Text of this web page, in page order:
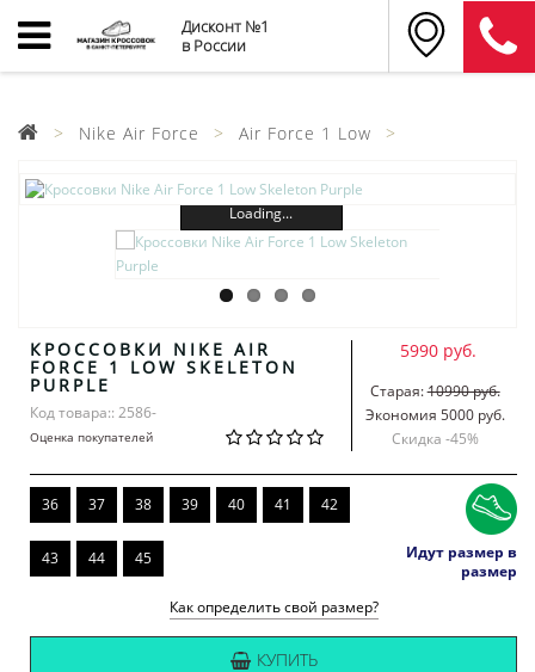
Дисконт №1
в России
Nike Air Force Air Force 1 Low
Loading...
КРОССОВКИ NIKE AIR
FORCE 1 LOW SKELETON
PURPLE
Код товара:: 2586-
Оценка покупателей
5990 руб.
Старая:10990 руб.
Экономия 5000 руб.
Скидка -45%
36 37 38 39 40 41 42
43 44 45
Идут размер в
размер
Как определить свой размер?
КУПИТЬ